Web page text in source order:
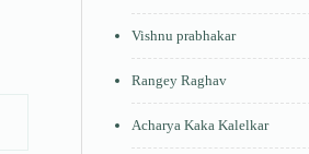
Vishnu prabhakar
Rangey Raghav
Acharya Kaka Kalelkar